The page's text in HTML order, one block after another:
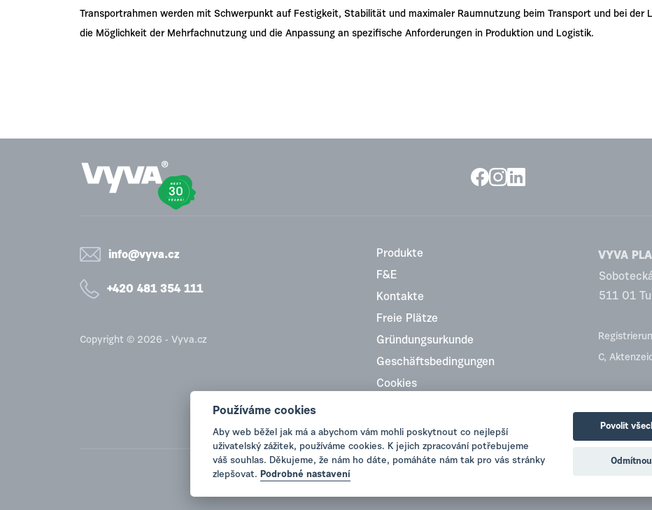
Transportrahmen werden mit Schwerpunkt auf Festigkeit, Stabilität und maximaler Raumnutzung beim Transport und bei der
die Möglichkeit der Mehrfachnutzung und die Anpassung an spezifische Anforderungen in Produktion und Logistik.
info@vyva.cz
+420 481 354 111
Copyright © 2026 - Vyva.cz
Produkte
F&E
Kontakte
Freie Plätze
Gründungsurkunde
Geschäftsbedingungen
Cookies
VYVA
511 01
C,
Používáme cookies
Aby web běžel jak má a abychom vám mohli poskytnout co nejlepší
uživatelský zážitek, používáme cookies. K jejich zpracování potřebujeme
váš souhlas. Děkujeme, že nám ho dáte, pomáháte nám tak pro vás stránky
zlepšovat. Podrobné nastavení
Povolit